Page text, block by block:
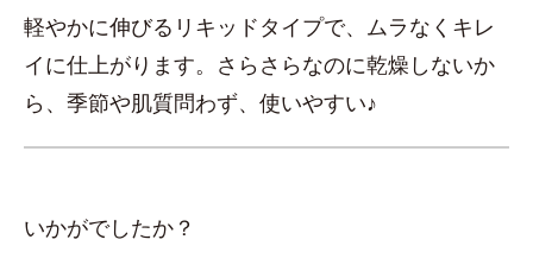
軽やかに伸びるリキッドタイプで、ムラなくキレ
イに仕上がります。さらさらなのに乾燥しないか
ら、季節や肌質問わず、使いやすい♪
いかがでしたか？